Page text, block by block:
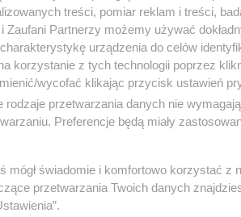
wypoczynek wśród zieleni
przybierają formę wakacyjnego
miejsc
treści, pomiar reklam i treści,
Zaufani Partnerzy możemy używać
urządzenia do celów
korzystanie z tych technologii poprzez
wycofać klikając przycisk ustawień
rodzaje przetwarzania danych nie
Preferencje będą miały
mógł świadomie i komfortowo korzystać z
przetwarzania Twoich danych